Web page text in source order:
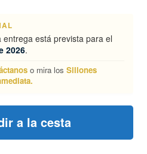
está prevista para el
2026.
o mira los Sillones
a la cesta